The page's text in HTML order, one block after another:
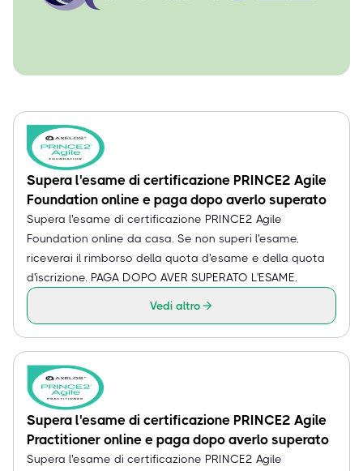
Supera l'esame di certificazione PRINCE2 Agile
Foundation online e paga dopo averlo superato
Supera l'esame di certificazione PRINCE2 Agile
Foundation online da casa. Se non superi l'esame,
riceverai il rimborso della quota d'esame e della quota
d'iscrizione. PAGA DOPO AVER SUPERATO L'ESAME.
Vedi altro
Supera l'esame di certificazione PRINCE2 Agile
Practitioner online e paga dopo averlo superato
Supera l'esame di certificazione PRINCE2 Agile